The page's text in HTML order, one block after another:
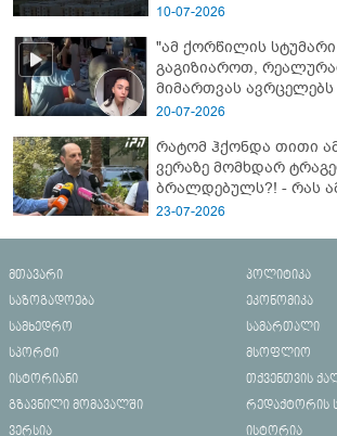
10-07-2026
"ამ ქორწილის
გაგიზიაროთ,
მიმართვას
20-07-2026
რატომ ჰქონდა თითი
ვერაზე მომხდარ
ბრალდებულს?! - რას
23-07-2026
მთავარი
პოლიტიკა
საზოგადოება
ეკონომიკა
სამხედრო
სამართალი
სპორტი
მსოფლიო
ისტორიანი
თქვენთვის
გზავნილი მომავალში
რედაქტორის
ვერსია
ისტორია